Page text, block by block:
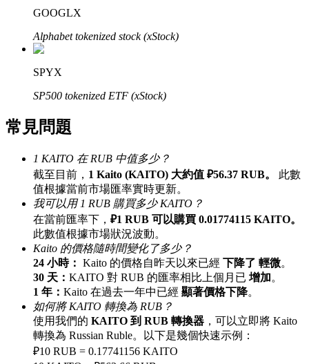
Bitrue渠道合伙人
最高達65%佣金！
邀请好友
邀請朋友獲得現金獎勵
GOOGLX
Alphabet tokenized stock (xStock)
SPYX
SP500 tokenized ETF (xStock)
常見問題
1 KAITO 在 RUB 中值多少？
截至目前， 1 Kaito (KAITO) 大約值 ₽56.37 RUB。
此數
值根據當前市場匯率實時更新。
我可以用 1 RUB 購買多少 KAITO？
在當前匯率下， ₽1 RUB 可以購買 0.01774115 KAITO。
此數值根據市場狀況波動。
Kaito 的價格隨時間變化了多少？
24 小時： Kaito 的價格自昨天以來已經 下降了 輕微。
30 天： KAITO 對 RUB 的匯率相比上個月已 增加。
1 年： Kaito 在過去一年中已經 顯著價格下降。
如何將 KAITO 轉換為 RUB？
使用我們的 KAITO 到 RUB 轉換器 ，可以立即將 Kaito
轉換為 Russian Ruble。以下是幾個快速示例：
₽10 RUB = 0.17741156 KAITO